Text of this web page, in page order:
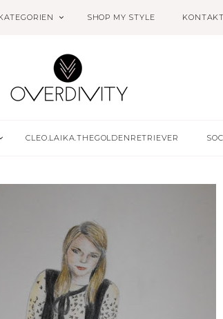
SHOP MY STYLE KONTAKT
CLEO.LAIKA.THEGOLDENRETRIEVER